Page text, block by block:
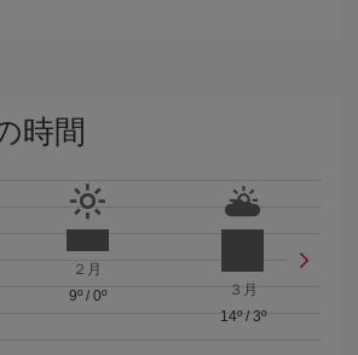
時間
２月
9º/ 0º
３月
14º/ 3º